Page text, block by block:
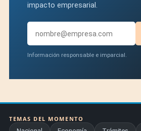
impacto empresarial.
Información responsable e imparcial.
TEMAS DEL MOMENTO